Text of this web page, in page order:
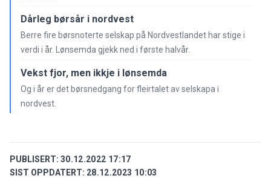
Dårleg børsår i nordvest
Berre fire børsnoterte selskap på Nordvestlandet har stige i
verdi i år. Lønsemda gjekk ned i første halvår.
Vekst fjor, men ikkje i lønsemda
Og i år er det børsnedgang for fleirtalet av selskapa i
nordvest.
PUBLISERT: 30.12.2022 17:17
SIST OPPDATERT: 28.12.2023 10:03